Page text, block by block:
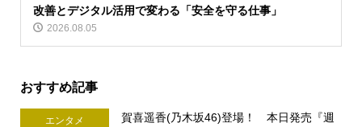
改善とデジタル活用で変わる「安全を守る仕事」
2026.08.05
おすすめ記事
エンタメ
賀喜遥香(乃木坂46)登場！ 本日発売『週